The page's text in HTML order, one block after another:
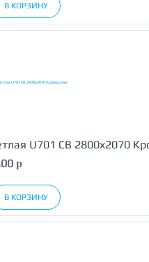
В КОРЗИНУ
U701 CB 2800х2070
p
В КОРЗИНУ